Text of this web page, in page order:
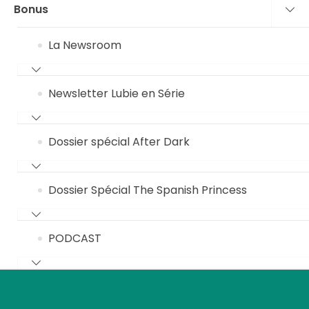
Bonus
La Newsroom
Newsletter Lubie en Série
Dossier spécial After Dark
Dossier Spécial The Spanish Princess
PODCAST